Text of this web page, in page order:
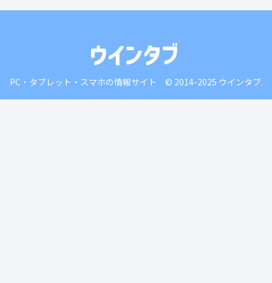
PC・タブレット・スマホの情報サイト © 2014-2025 ウインタブ.